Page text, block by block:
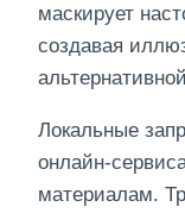
маскирует
создавая
Локальные
онлайн-
материалам.